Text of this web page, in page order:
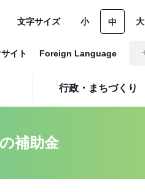
行政・まちづくり
文字サイズ 小 中 大
イト Foreign Language
補助金